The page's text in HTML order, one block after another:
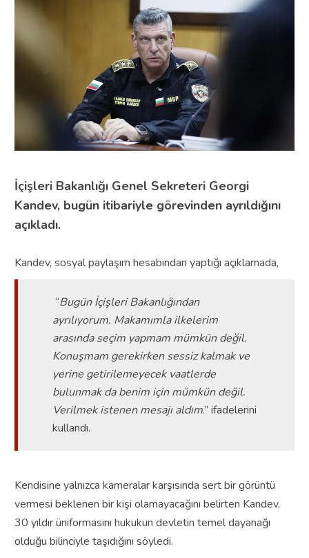
İçişleri Bakanlığı Genel Sekreteri Georgi
Kandev, bugün itibariyle görevinden ayrıldığını
açıkladı.
Kandev, sosyal paylaşım hesabından yaptığı açıklamada,
“Bugün İçişleri Bakanlığından
ayrılıyorum. Makamımla ilkelerim
arasında seçim yapmam mümkün değil.
Konuşmam gerekirken sessiz kalmak ve
yerine getirilemeyecek vaatlerde
bulunmak da benim için mümkün değil.
Verilmek istenen mesajı aldım.” ifadelerini
kullandı.
Kendisine yalnızca kameralar karşısında sert bir görüntü
vermesi beklenen bir kişi olamayacağını belirten Kandev,
30 yıldır üniformasını hukukun devletin temel dayanağı
olduğu bilinciyle taşıdığını söyledi.